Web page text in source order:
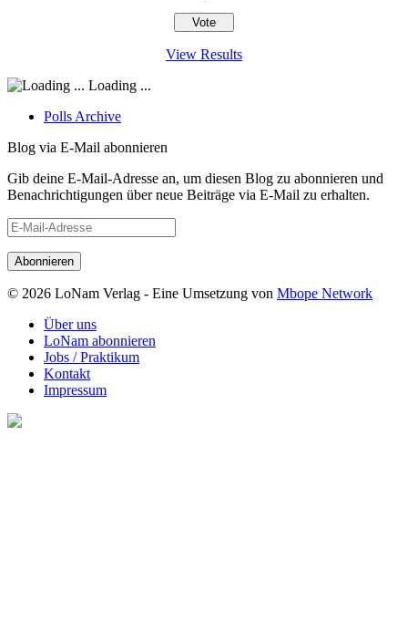
View Results
Loading ...
Polls Archive
Blog via E-Mail abonnieren
Gib deine E-Mail-Adresse an, um diesen Blog zu abonnieren und
Benachrichtigungen über neue Beiträge via E-Mail zu erhalten.
E-
Mail-
Adresse
© 2026 LoNam Verlag - Eine Umsetzung von Mbope Network
Über uns
LoNam abonnieren
Jobs / Praktikum
Kontakt
Impressum